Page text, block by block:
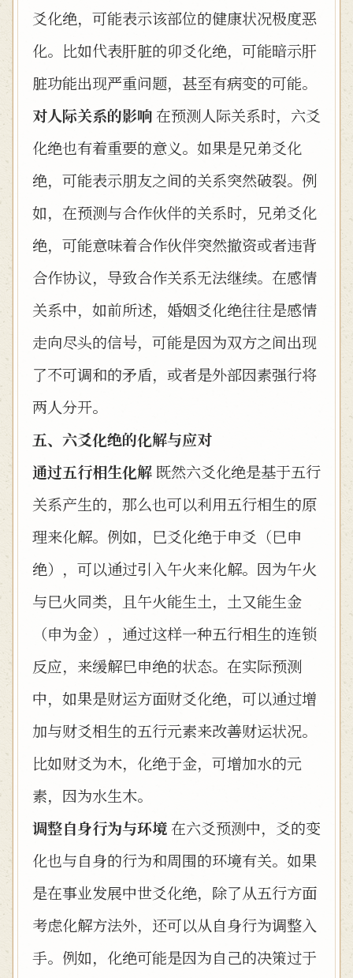
爻化绝，可能表示该部位的健康状况极度恶
化。比如代表肝脏的卯爻化绝，可能暗示肝
脏功能出现严重问题，甚至有病变的可能。
对人际关系的影响在预测人际关系时，六爻
化绝也有着重要的意义。如果是兄弟爻化
绝，可能表示朋友之间的关系突然破裂。例
如，在预测与合作伙伴的关系时，兄弟爻化
绝，可能意味着合作伙伴突然撤资或者违背
合作协议，导致合作关系无法继续。在感情
关系中，如前所述，婚姻爻化绝往往是感情
走向尽头的信号，可能是因为双方之间出现
了不可调和的矛盾，或者是外部因素强行将
两人分开。
五、六爻化绝的化解与应对
通过五行相生化解 既然六爻化绝是基于五行
关系产生的，那么也可以利用五行相生的原
理来化解。例如，巳爻化绝于申爻（巳申
绝），可以通过引入午火来化解。因为午火
与巳火同类，且午火能生土，土又能生金
（申为金），通过这样一种五行相生的连锁
反应，来缓解巳申绝的状态。在实际预测
中，如果是财运方面财爻化绝，可以通过增
加与财爻相生的五行元素来改善财运状况。
比如财爻为木，化绝于金，可增加水的元
素，因为水生木。
调整自身行为与环境在六爻预测中，爻的变
化也与自身的行为和周围的环境有关。如果
是在事业发展中世爻化绝，除了从五行方面
考虑化解方法外，还可以从自身行为调整入
手。例如，化绝可能是因为自己的决策过于